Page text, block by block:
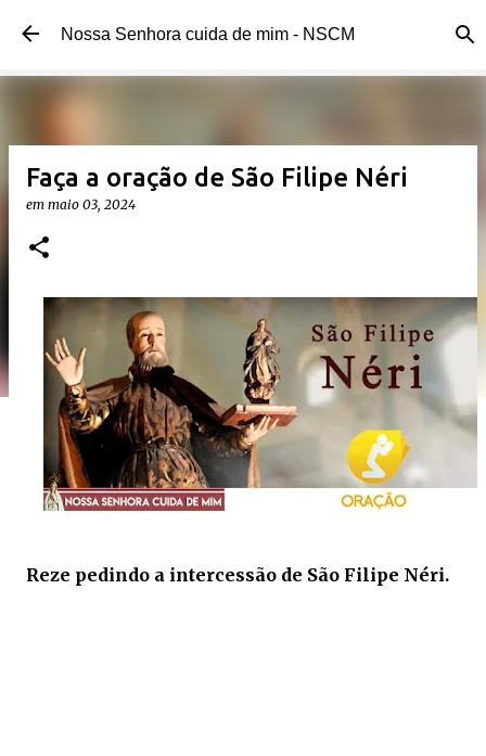
Pular para o conteúdo principal
Nossa Senhora cuida de mim - NSCM
Faça a oração de São Filipe Néri
em maio 03, 2024
Reze pedindo a intercessão de São Filipe Néri.